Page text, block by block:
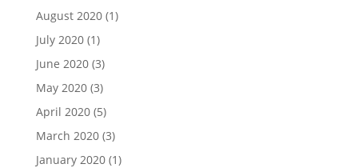
August 2020(1)
July 2020(1)
June 2020(3)
May 2020(3)
April 2020(5)
March 2020(3)
January 2020(1)